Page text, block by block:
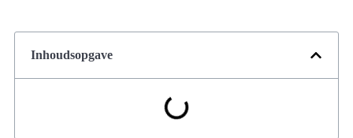
Inhoudsopgave